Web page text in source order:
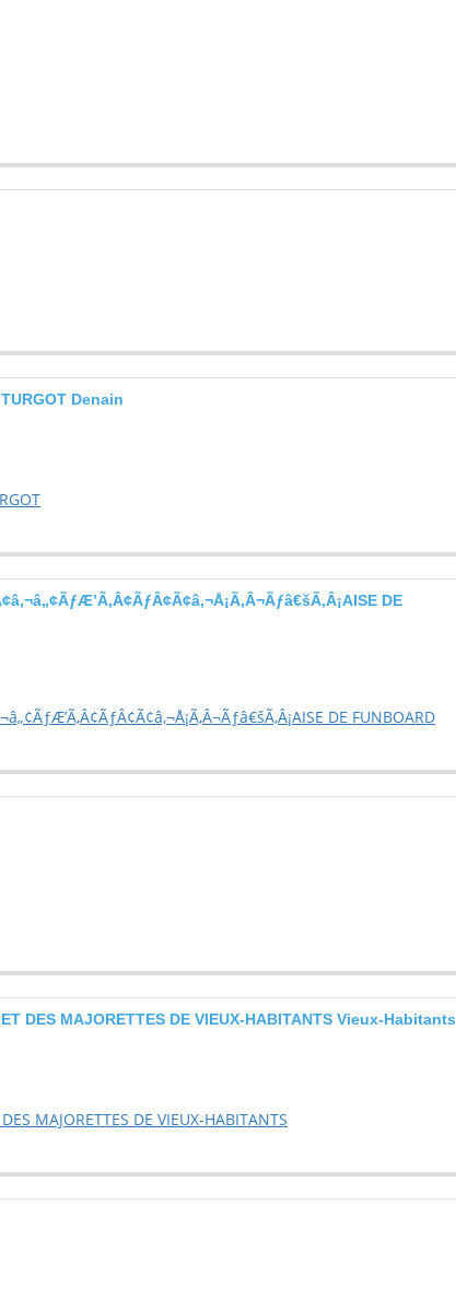
Denain
DE
DE FUNBOARD
DES MAJORETTES DE VIEUX-HABITANTS Vieux-Habitants
MAJORETTES DE VIEUX-HABITANTS